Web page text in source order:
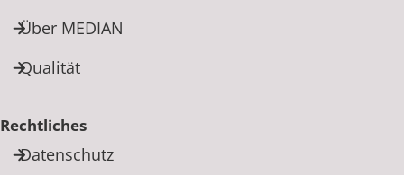
Über MEDIAN
Qualität
Rechtliches
Datenschutz